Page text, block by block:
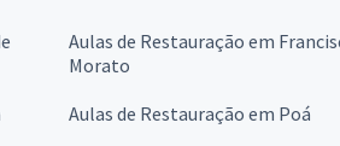
Aulas de Restauração em
Morato
Aulas de Restauração em Poá